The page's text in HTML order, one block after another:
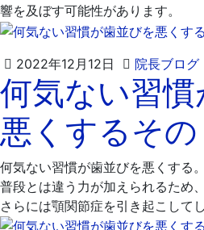
響を及ぼす可能性があります。
2022年12月12日 院長ブログ飯
何気ない習
悪くするその
何気ない習慣が歯並びを悪くする
普段とは違う力が加えられるため
さらには顎関節症を引き起こして